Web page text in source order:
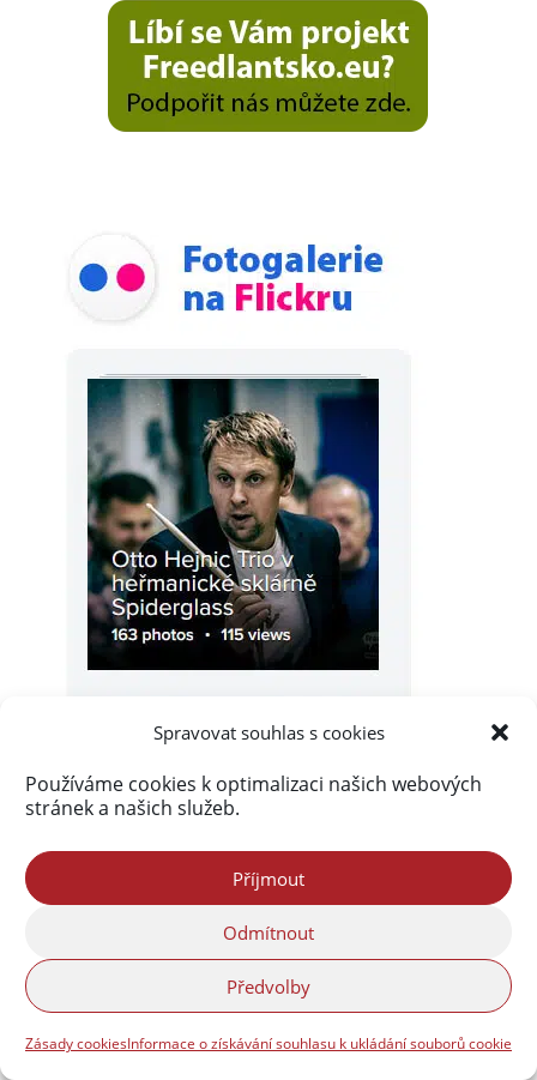
Spravovat souhlas s cookies
Používáme cookies k optimalizaci našich webových
stránek a našich služeb.
Příjmout
Odmítnout
Předvolby
Zásady cookiesInformace o získávání souhlasu k ukládání souborů cookie